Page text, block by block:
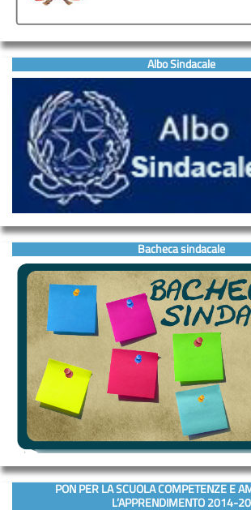
Albo Sindacale
Bacheca sindacale
PON PER LA SCUOLA COMPETENZE E
L’APPRENDIMENTO 2014-20